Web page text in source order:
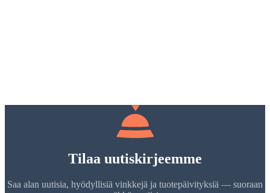
Tilaa uutiskirjeemme
Saa alan uutisia, hyödyllisiä vinkkejä ja tuotepäivityksiä — suoraan